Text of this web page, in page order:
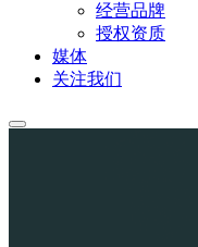
经营品牌
授权资质
媒体
关注我们